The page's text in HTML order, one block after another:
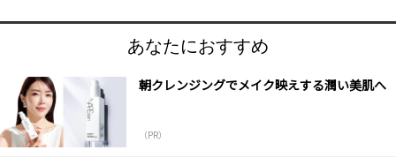
あなたにおすすめ
朝クレンジングでメイク映えする潤い美肌へ
（PR）